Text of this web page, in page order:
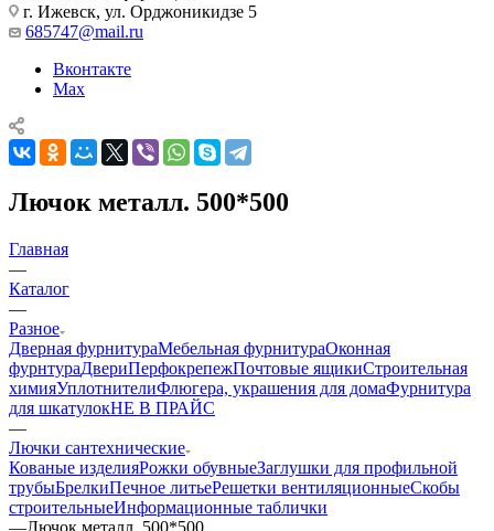
г. Ижевск, ул. Орджоникидзе 5
685747@mail.ru
Вконтакте
Max
Лючок металл. 500*500
Главная
—
Каталог
—
Разное
Дверная фурнитураМебельная фурнитураОконная
фурнтураДвериПерфокрепежПочтовые ящикиСтроительная
химияУплотнителиФлюгера, украшения для домаФурнитура
для шкатулокНЕ В ПРАЙС
—
Лючки сантехнические
Кованые изделияРожки обувныеЗаглушки для профильной
трубыБрелкиПечное литьеРешетки вентиляционныеСкобы
строительныеИнформационные таблички
—Лючок металл. 500*500